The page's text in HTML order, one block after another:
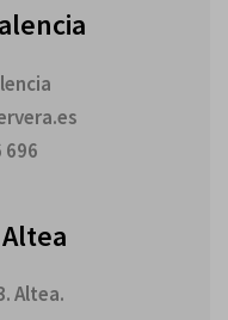
696
Altea.